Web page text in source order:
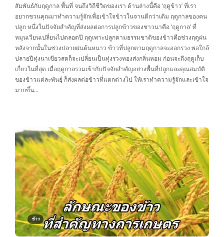
สัมพันธ์กับฤดูกาล พื้นที่ จนถึงวิถีชีวิตของเรา ด้านล่างนี้คือ ‘ฤดูข้าว’ ที่เรา
อยากชวนคุณมาทำความรู้จักเพื่อเข้าใจข้าวในจานดีกว่าเดิม ฤดูกาลของคน
ปลูก หนึ่งในปัจจัยสำคัญที่ส่งผลต่อการปลูกข้าวของชาวนาคือ ‘ฤดูกาล’ ที่
หมุนเวียนเปลี่ยนไปตลอดปี ฤดูเพาะปลูกตามธรรมชาติของข้าวคือช่วงฤดูฝน
หลังจากนั้นในช่วงปลายฝนต้นหนาว ข้าวที่ปลูกตามฤดูกาลจะออกรวง พอใกล้
ปลายปีทุ่งนาเขียวสดก็จะเปลี่ยนเป็นทุ่งรวงทองส่งกลิ่นหอม ก่อนจะถึงฤดูเก็บ
เกี่ยวในที่สุด เมื่อฤดูกาลรวมเข้ากับปัจจัยสำคัญอย่างพื้นที่ปลูกและคุณสมบัติ
ของข้าวแต่ละพันธุ์ ก็ส่งผลต่อข้าวที่แตกต่างไป ให้เราทำความรู้จักและเข้าใจ
มากขึ้น…
ข้าว